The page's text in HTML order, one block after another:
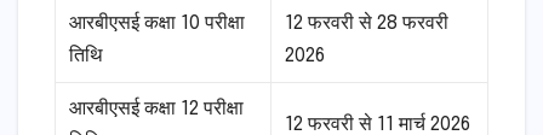
आरबीएसई कक्षा 10 परीक्षा
तिथि
12 फरवरी से 28 फरवरी
2026
आरबीएसई कक्षा 12 परीक्षा
12 फरवरी से 11 मार्च 2026